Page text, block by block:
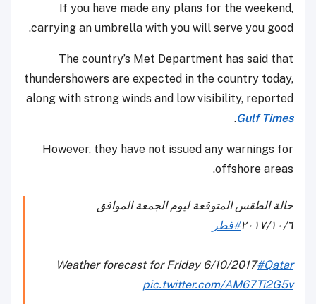
If you have made any plans for the weekend,
carrying an umbrella with you will serve you good.
The country’s Met Department has said that
thundershowers are expected in the country today,
along with strong winds and low visibility, reported
Gulf Times
.
However, they have not issued any warnings for
offshore areas.
حالة الطقس المتوقعة ليوم الجمعة الموافق
٢٠١٧/١٠/٦#قطر
Weather forecast for Friday 6/10/2017#Qatar
pic.twitter.com/AM67Ti2G5v